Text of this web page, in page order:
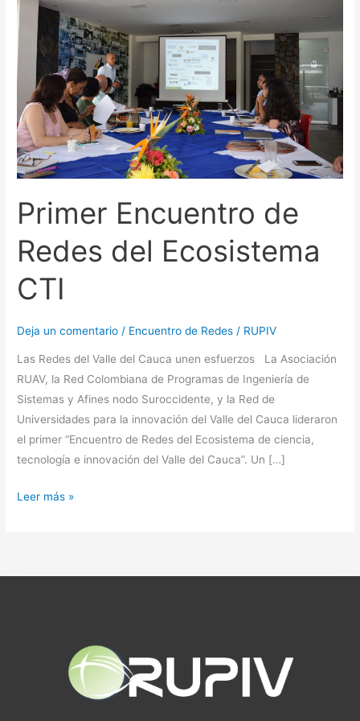
Primer Encuentro de
Redes del Ecosistema
CTI
Deja un comentario / Encuentro de Redes / RUPIV
Las Redes del Valle del Cauca unen esfuerzos La Asociación
RUAV, la Red Colombiana de Programas de Ingeniería de
Sistemas y Afines nodo Suroccidente, y la Red de
Universidades para la innovación del Valle del Cauca lideraron
el primer “Encuentro de Redes del Ecosistema de ciencia,
tecnología e innovación del Valle del Cauca”. Un […]
de
Redes
del
Ecosistema
CTI
Leer más »